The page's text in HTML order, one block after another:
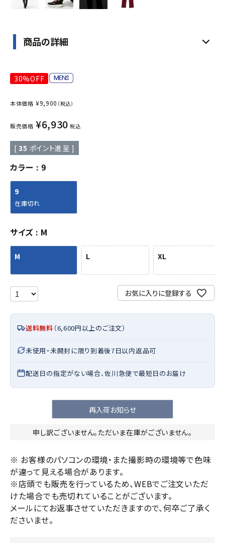
商品の詳細
30%OFF
本体価格 ¥9,900 （税込）
販売価格 ¥6,930 税込
[ 35 ポイント進呈 ]
カラー 9
9
在庫切れ
サイズ M
M L XL
お気に入りに登録する
送料無料 （6,600円以上のご注文）
未使用・未開封に限り到着後7日以内返品可
配送日の指定がない場合、佐川急便で最短日のお届け
再入荷お知らせ
申し訳ございません。ただいま在庫がございません。
※ お客様のパソコンの環境・また撮影時の環境等で色味
が違って見える場合があります。
※店頭でも販売を行っているため、WEBでご注文いただ
けた場合でも売切れていることがございます。
メールにてお返事させていただきますので、何卒ご了承く
ださいませ。